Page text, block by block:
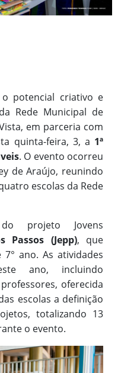
potencial criativo e
Rede Municipal de
em parceria com
quinta-feira, 3, a 1ª
. O evento ocorreu
de Araújo, reunindo
escolas da Rede
projeto Jovens
Passos (Jepp), que
ano. As atividades
ano, incluindo
oferecida
escolas a definição
totalizando 13
o evento.